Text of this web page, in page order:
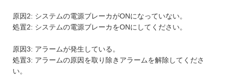
原因2: システムの電源ブレーカがONになっていない。
処置2: システムの電源ブレーカをONにしてください。
原因3: アラームが発生している。
処置3: アラームの原因を取り除きアラームを解除してくださ
い。